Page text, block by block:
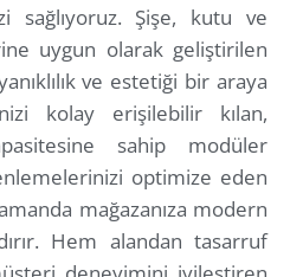
sağlıyoruz. Şişe, kutu ve
uygun olarak geliştirilen
ve estetiği bir araya
kolay erişilebilir kılan,
sahip modüler
optimize eden
mağazanıza modern
Hem alandan tasarruf